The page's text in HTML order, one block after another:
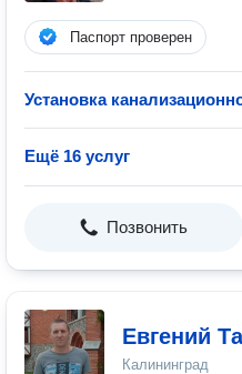
Паспорт проверен
Установка
Ещё 16 услуг
Позвонить
Евгений
Калининград